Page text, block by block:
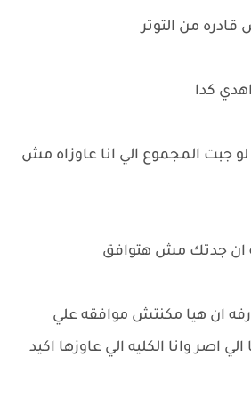
من التوتر
كدا
جبت المجموع الي انا عاوزاه مش
ان جدتك مش هتوافق
ان هيا مكنتش موافقه علي
الي اصر وانا الكليه الي عاوزها اكيد